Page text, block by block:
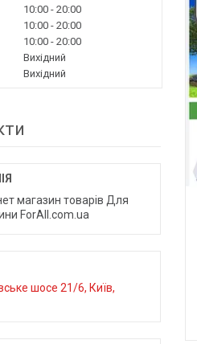
10:00
20:00
10:00
20:00
10:00
20:00
Вихідний
Вихідний
магазин товарів Для
ForAll.com.ua
шосе 21/6, Київ,